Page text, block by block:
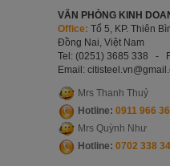
VĂN PHÒNG KINH
Office: Tổ 5, KP. Thiên
Đồng Nai, Việt Nam
Tel: (0251) 3685 338 -
Email: citisteel.vn
Mrs Thanh Thuỷ
Hotline: 0911 966
Mrs Quỳnh Như
Hotline: 0702 338